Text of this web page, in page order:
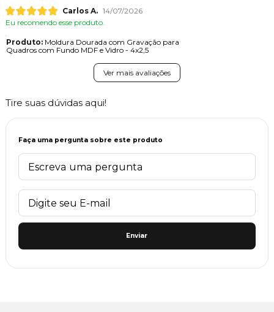
Carlos A. 14/07/2026
Eu recomendo esse produto.
Produto:Moldura Dourada com Gravação para
Quadros com Fundo MDF e Vidro - 4x2,5
Ver mais avaliações
Tire suas dúvidas aqui!
Faça uma pergunta sobre este produto
Enviar